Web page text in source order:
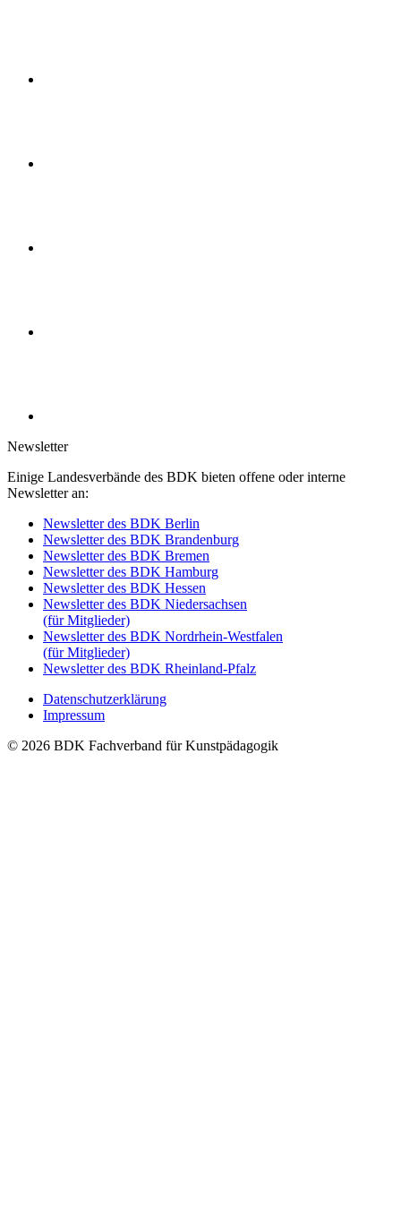
Newsletter
Einige Landesverbände des BDK bieten offene oder interne
Newsletter an:
Newsletter des BDK Berlin
Newsletter des BDK Brandenburg
Newsletter des BDK Bremen
Newsletter des BDK Hamburg
Newsletter des BDK Hessen
Newsletter des BDK Niedersachsen
(für Mitglieder)
Newsletter des BDK Nordrhein-Westfalen
(für Mitglieder)
Newsletter des BDK Rheinland-Pfalz
Datenschutzerklärung
Impressum
© 2026 BDK Fachverband für Kunstpädagogik